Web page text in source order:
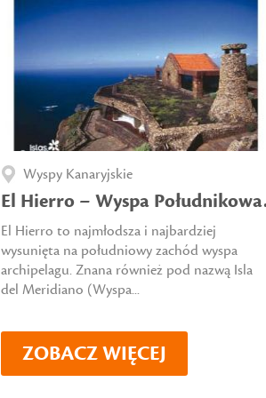
Wyspy Kanaryjskie
El Hierro – Wyspa
El Hierro to najmłodsza i najbardziej
wysunięta na południowy zachód wyspa
archipelagu. Znana również pod nazwą Isla
del Meridiano (Wyspa...
ZOBACZ WIĘCEJ